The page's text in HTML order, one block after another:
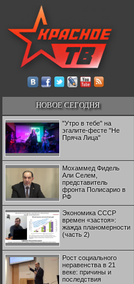
НОВОЕ СЕГОДНЯ
"Утро в тебе" на
эгалите-фесте "Не
Пряча Лица"
Мохаммед Фидель
Али Селем,
представитель
фронта Полисарио в
РФ
Экономика СССР
времен «застоя»:
жажда планомерности
(часть 2)
Рост социального
неравенства в 21
веке: причины и
последствия